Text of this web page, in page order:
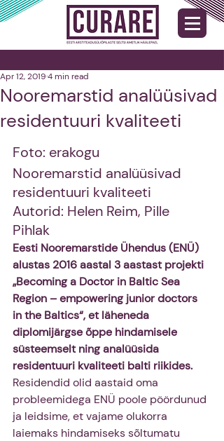
Nooremarstid analüüsivad
residentuuri kvaliteeti
Apr 12, 20194 min read
Foto: erakogu
Nooremarstid analüüsivad
residentuuri kvaliteeti
Autorid: Helen Reim, Pille
Pihlak
Eesti Nooremarstide Ühendus (ENÜ)
alustas 2016 aastal 3 aastast projekti
„Becoming a Doctor in Baltic Sea
Region – empowering junior doctors
in the Baltics“, et läheneda
diplomijärgse õppe hindamisele
süsteemselt ning analüüsida
residentuuri kvaliteeti balti riikides.
Residendid olid aastaid oma
probleemidega ENÜ poole pöördunud
ja leidsime, et vajame olukorra
laiemaks hindamiseks sõltumatu